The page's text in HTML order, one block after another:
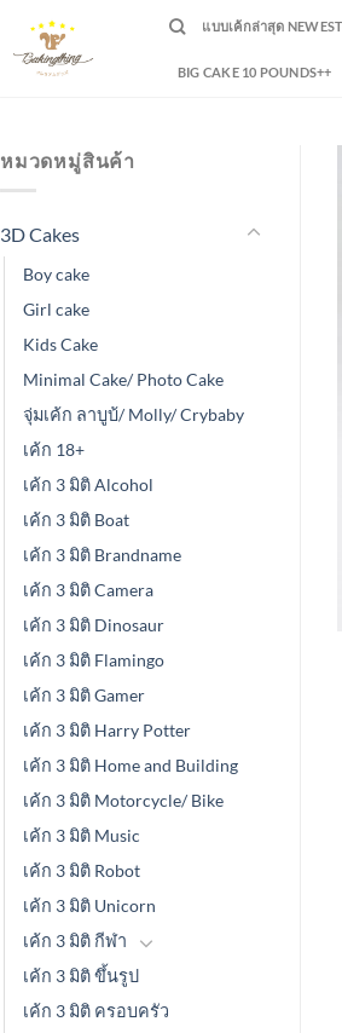
แบบเค้กล่าสุด
BIG CAKE 10 POUNDS++
หมวดหมู่สินค้า
3D Cakes
Boy cake
Girl cake
Kids Cake
Minimal Cake/ Photo Cake
จุ่มเค้ก ลาบูบ้/ Molly/ Crybaby
เค้ก 18+
เค้ก 3 มิติ Alcohol
เค้ก 3 มิติ Boat
เค้ก 3 มิติ Brandname
เค้ก 3 มิติ Camera
เค้ก 3 มิติ Dinosaur
เค้ก 3 มิติ Flamingo
เค้ก 3 มิติ Gamer
เค้ก 3 มิติ Harry Potter
เค้ก 3 มิติ Home and Building
เค้ก 3 มิติ Motorcycle/ Bike
เค้ก 3 มิติ Music
เค้ก 3 มิติ Robot
เค้ก 3 มิติ Unicorn
เค้ก 3 มิติ กีฬา
เค้ก 3 มิติ ขึ้นรูป
เค้ก 3 มิติ ครอบครัว